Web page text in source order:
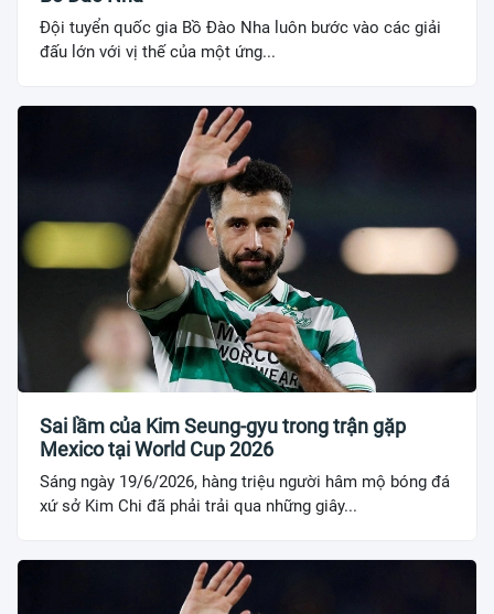
Đội tuyển quốc gia Bồ Đào Nha luôn bước vào các giải
đấu lớn với vị thế của một ứng...
Sai lầm của Kim Seung-gyu trong trận gặp
Mexico tại World Cup 2026
Sáng ngày 19/6/2026, hàng triệu người hâm mộ bóng đá
xứ sở Kim Chi đã phải trải qua những giây...